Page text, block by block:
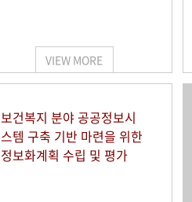
VIEW MORE
보건복지 분야 공공정보시
스템 구축 기반 마련을 위한
정보화계획 수립 및 평가